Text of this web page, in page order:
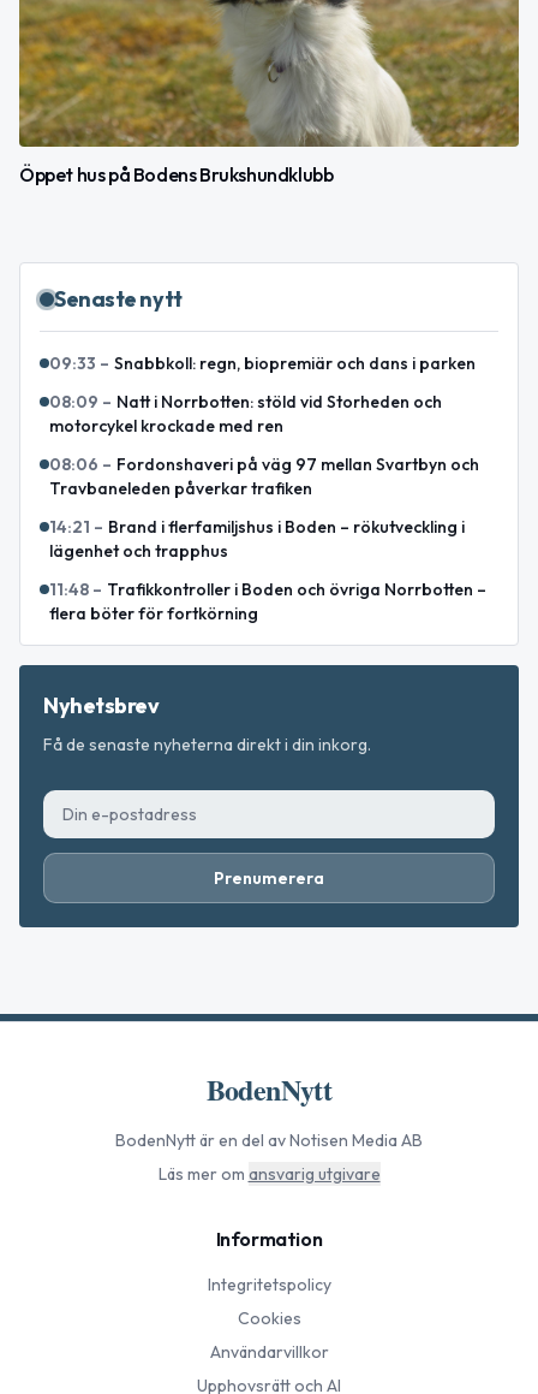
Öppet hus på Bodens Brukshundklubb
Senaste nytt
09:33 – Snabbkoll: regn, biopremiär och dans i parken
08:09 – Natt i Norrbotten: stöld vid Storheden och
motorcykel krockade med ren
08:06 – Fordonshaveri på väg 97 mellan Svartbyn och
Travbaneleden påverkar trafiken
14:21 – Brand i flerfamiljshus i Boden – rökutveckling i
lägenhet och trapphus
11:48 – Trafikkontroller i Boden och övriga Norrbotten –
flera böter för fortkörning
Nyhetsbrev
Få de senaste nyheterna direkt i din inkorg.
Prenumerera
BodenNytt
BodenNyttär en del av Notisen Media AB
Läs mer om ansvarig utgivare
Information
Integritetspolicy
Cookies
Användarvillkor
Upphovsrätt och AI